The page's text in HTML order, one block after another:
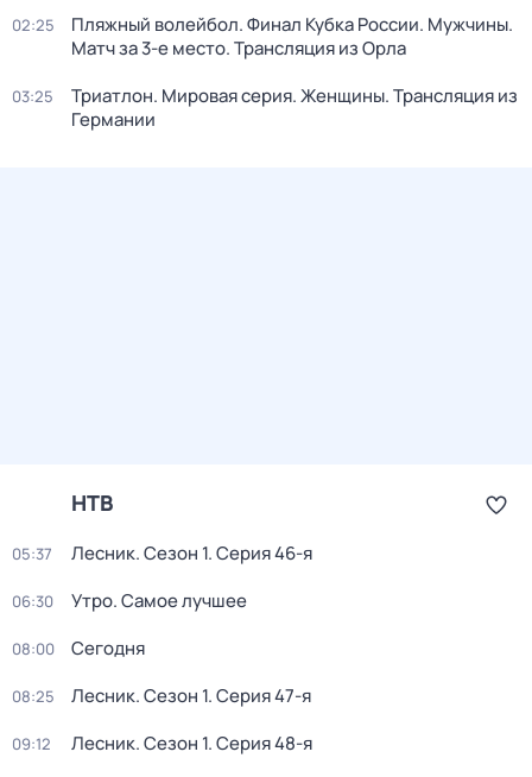
02:25
Пляжный волейбол. Финал Кубка России. Мужчины.
Матч за 3-е место. Трансляция из Орла
03:25
Триатлон. Мировая серия. Женщины. Трансляция из
Германии
НТВ
05:37 Лесник. Сезон 1. Серия 46-я
06:30 Утро. Самое лучшее
08:00 Сегодня
08:25 Лесник. Сезон 1. Серия 47-я
09:12 Лесник. Сезон 1. Серия 48-я